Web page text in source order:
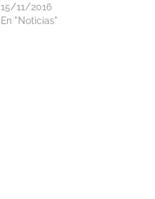
15/11/2016
En "Noticias"